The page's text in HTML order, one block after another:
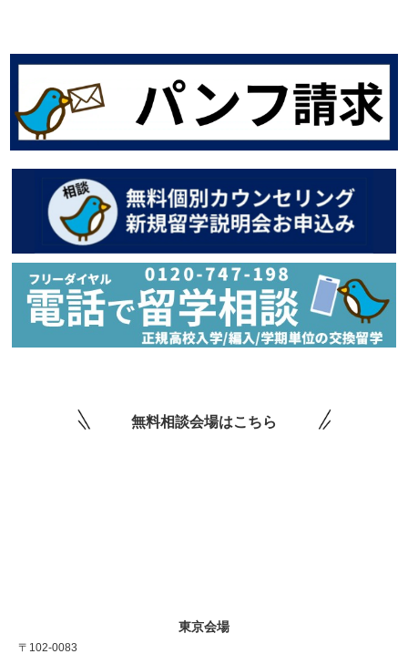
無料相談会場はこちら
東京会場
〒102-0083